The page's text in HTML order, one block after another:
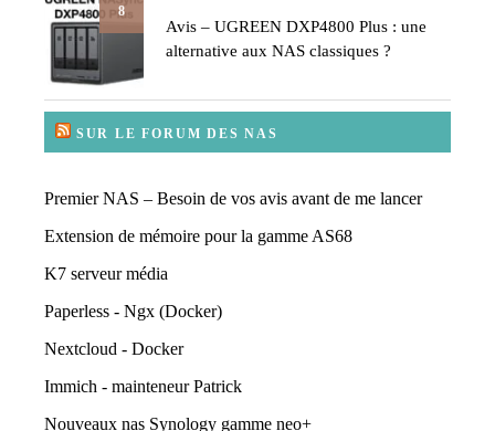
8
Avis – UGREEN DXP4800 Plus : une
alternative aux NAS classiques ?
SUR LE FORUM DES NAS
Premier NAS – Besoin de vos avis avant de me lancer
Extension de mémoire pour la gamme AS68
K7 serveur média
Paperless - Ngx (Docker)
Nextcloud - Docker
Immich - mainteneur Patrick
Nouveaux nas Synology gamme neo+